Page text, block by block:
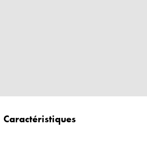
Caractéristiques